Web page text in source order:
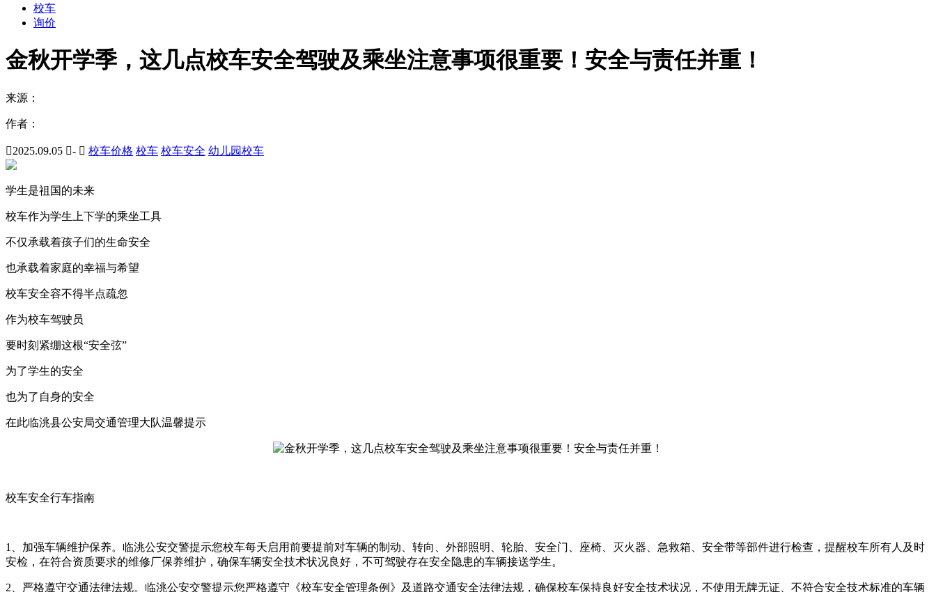
校车
询价
金秋开学季，这几点校车安全驾驶及乘坐注意事项很重要！安全与责任并重！
来源：
作者：
2025.09.05 -  校车价格 校车 校车安全 幼儿园校车
学生是祖国的未来
校车作为学生上下学的乘坐工具
不仅承载着孩子们的生命安全
也承载着家庭的幸福与希望
校车安全容不得半点疏忽
作为校车驾驶员
要时刻紧绷这根“安全弦”
为了学生的安全
也为了自身的安全
在此临洮县公安局交通管理大队温馨提示
校车安全行车指南
1、加强车辆维护保养。临洮公安交警提示您校车每天启用前要提前对车辆的制动、转向、外部照明、轮胎、安全门、座椅、灭火器、急救箱、安全带等部件进行检查，提醒校车所有人及时
安检，在符合资质要求的维修厂保养维护，确保车辆安全技术状况良好，不可驾驶存在安全隐患的车辆接送学生。
2、严格遵守交通法律法规。临洮公安交警提示您严格遵守《校车安全管理条例》及道路交通安全法律法规，确保校车保持良好安全技术状况，不使用无牌无证、不符合安全技术标准的车辆